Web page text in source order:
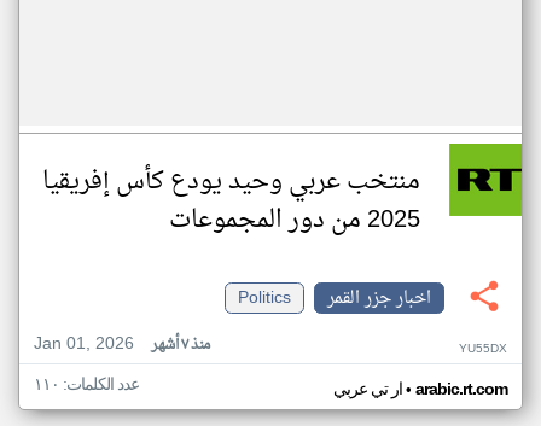
منتخب عربي وحيد يودع كأس إفريقيا
2025 من دور المجموعات
اخبار جزر القمر
Politics
Jan 01, 2026
منذ ٧ أشهر YU55DX
ار تي عربي• arabic.rt.com عدد الكلمات: ١١٠